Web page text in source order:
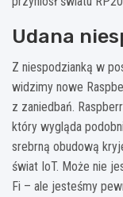
Udana
Z niespodzianką w
widzimy nowe
z zaniedbań.
który wygląda
srebrną obudową
świat IoT. Może nie
Fi – ale jesteśmy